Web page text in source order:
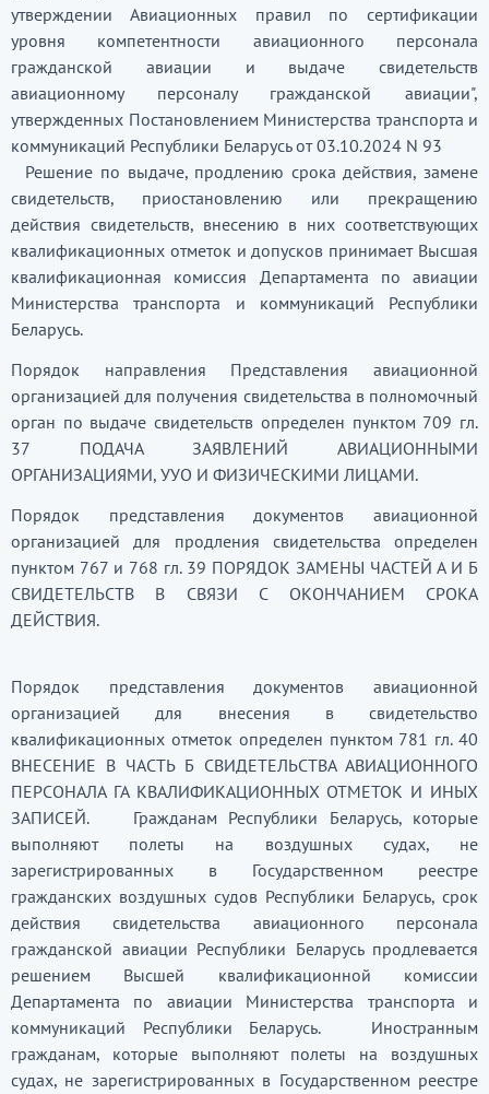
утверждении Авиационных правил по сертификации
уровня компетентности авиационного персонала
гражданской авиации и выдаче свидетельств
авиационному персоналу гражданской авиации",
утвержденных Постановлением Министерства транспорта и
коммуникаций Республики Беларусь от 03.10.2024 N 93
Решение по выдаче, продлению срока действия, замене
свидетельств, приостановлению или прекращению
действия свидетельств, внесению в них соответствующих
квалификационных отметок и допусков принимает Высшая
квалификационная комиссия Департамента по авиации
Министерства транспорта и коммуникаций Республики
Беларусь.
Порядок направления Представления авиационной
организацией для получения свидетельства в полномочный
орган по выдаче свидетельств определен пунктом 709 гл.
37 ПОДАЧА ЗАЯВЛЕНИЙ АВИАЦИОННЫМИ
ОРГАНИЗАЦИЯМИ, УУО И ФИЗИЧЕСКИМИ ЛИЦАМИ.
Порядок представления документов авиационной
организацией для продления свидетельства определен
пунктом 767 и 768 гл. 39 ПОРЯДОК ЗАМЕНЫ ЧАСТЕЙ А И Б
СВИДЕТЕЛЬСТВ В СВЯЗИ С ОКОНЧАНИЕМ СРОКА
ДЕЙСТВИЯ.
Порядок представления документов авиационной
организацией для внесения в свидетельство
квалификационных отметок определен пунктом 781 гл. 40
ВНЕСЕНИЕ В ЧАСТЬ Б СВИДЕТЕЛЬСТВА АВИАЦИОННОГО
ПЕРСОНАЛА ГА КВАЛИФИКАЦИОННЫХ ОТМЕТОК И ИНЫХ
ЗАПИСЕЙ. Гражданам Республики Беларусь, которые
выполняют полеты на воздушных судах, не
зарегистрированных в Государственном реестре
гражданских воздушных судов Республики Беларусь, срок
действия свидетельства авиационного персонала
гражданской авиации Республики Беларусь продлевается
решением Высшей квалификационной комиссии
Департамента по авиации Министерства транспорта и
коммуникаций Республики Беларусь. Иностранным
гражданам, которые выполняют полеты на воздушных
судах, не зарегистрированных в Государственном реестре